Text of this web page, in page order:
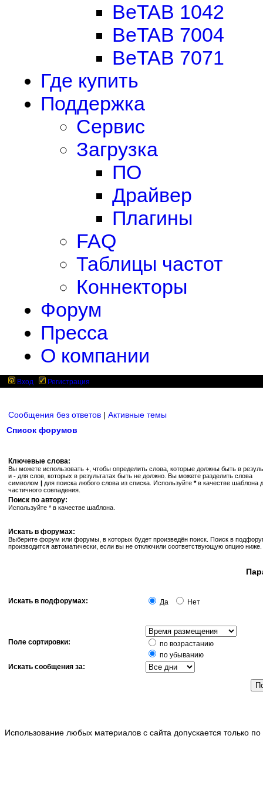
BeTAB 1042
BeTAB 7004
BeTAB 7071
Где купить
Поддержка
Сервис
Загрузка
ПО
Драйвер
Плагины
FAQ
Таблицы частот
Коннекторы
Форум
Пресса
О компании
Вход Регистрация
Сообщения без ответов | Активные темы
Список форумов
Ключевые слова:
Вы можете использовать + , чтобы определить слова, которые должны быть в
и - для слов, которых в результатах быть не должно. Вы можете разделить слова
символом | для поиска любого слова из списка. Используйте *в качестве шаблона
частичного совпадения.
Поиск по автору:
Используйте * в качестве шаблона.
Искать в форумах:
Выберите форум или форумы, в которых будет произведён поиск. Поиск в
производится автоматически, если вы не отключили соответствующую опцию ниже.
Искать в подфорумах: Да Нет
Поле сортировки:
по возрастанию
по убыванию
Искать сообщения за:
Использование любых материалов с сайта допускается только